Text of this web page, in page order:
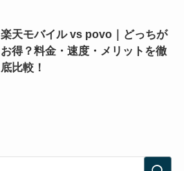
楽天モバイル vs povo｜どっちが
お得？料金・速度・メリットを徹
底比較！